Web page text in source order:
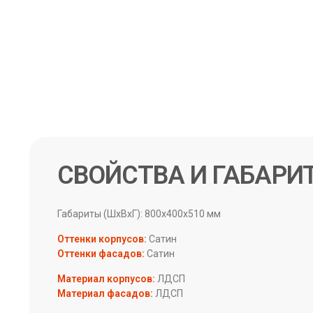
СВОЙСТВА И
Габариты (ШхВхГ): 800х400х510 мм
Оттенки корпусов: Сатин
Оттенки фасадов: Сатин
Материал корпусов: ЛДСП
Материал фасадов: ЛДСП